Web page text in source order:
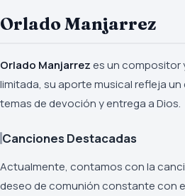
Orlado Manjarrez
Orlado Manjarrezes un compositor
limitada, su aporte musical refleja
temas de devoción y entrega a Dios.
Canciones Destacadas
Actualmente, contamos con la
deseo de comunión constante con